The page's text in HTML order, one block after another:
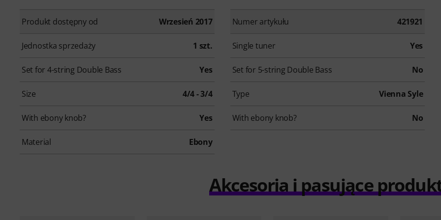
Produkt dostępny od Wrzesień 2017 Numer artykułu 421921
Jednostka sprzedaży 1 szt. Single tuner Yes
Set for 4-string Double Bass Yes Set for 5-string Double Bass No
Size 4/4 - 3/4 Type Vienna Syle
With ebony knob? Yes With ebony knob? No
Material Ebony
Akcesoria i pasujące